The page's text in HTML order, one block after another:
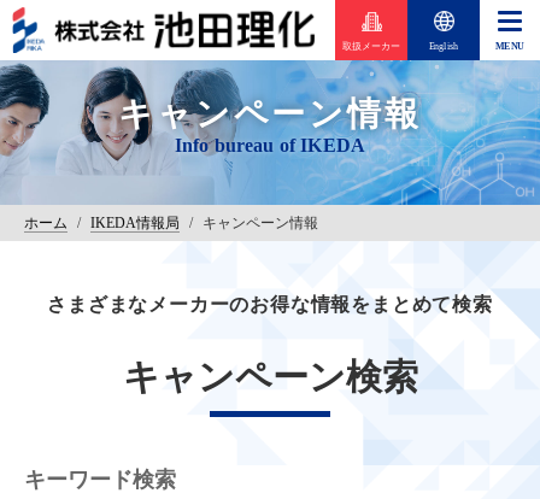
取扱メーカー English
キャンペーン情報
ホーム / IKEDA情報局 / キャンペーン情報
さまざまなメーカーのお得な情報をまとめて検索
キャンペーン検索
キーワード検索